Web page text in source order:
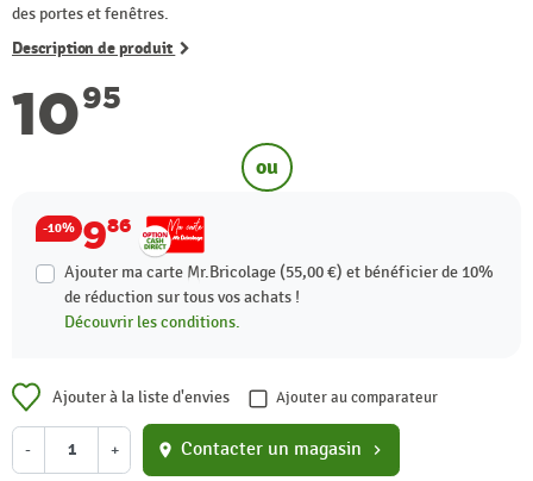
des portes et fenêtres.
Description de produit
1095
ou
-10% 986
Ajouter ma carte Mr.Bricolage (55,00 €) et bénéficier de 10%
de réduction sur tous vos achats !
Découvrir les conditions.
Ajouter à la liste d'envies Ajouter au comparateur
- + location_on Contacter un magasin chevron_right